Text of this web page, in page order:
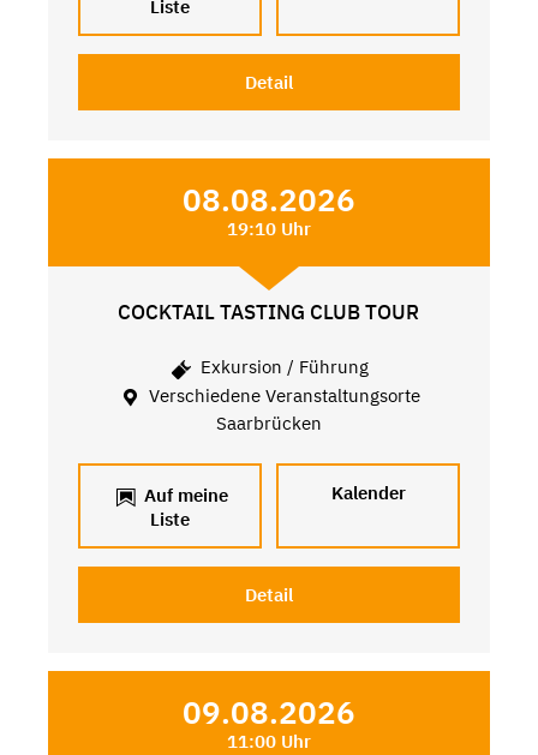
Liste
Detail
08.08.2026
19:10 Uhr
COCKTAIL TASTING CLUB TOUR
Exkursion / Führung
Verschiedene Veranstaltungsorte
Saarbrücken
Auf meine
Liste
Kalender
Detail
09.08.2026
11:00 Uhr